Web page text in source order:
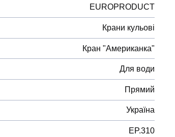
EUROPRODUCT
Крани кульові
Кран "Американка"
Для води
Прямий
Україна
EP.310